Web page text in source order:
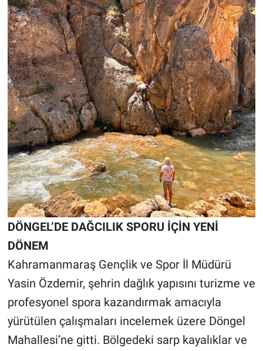
DÖNGEL’DE DAĞCILIK SPORU İÇİN YENİ
DÖNEM
Kahramanmaraş Gençlik ve Spor İl Müdürü
Yasin Özdemir, şehrin dağlık yapısını turizme ve
profesyonel spora kazandırmak amacıyla
yürütülen çalışmaları incelemek üzere Döngel
Mahallesi’ne gitti. Bölgedeki sarp kayalıklar ve